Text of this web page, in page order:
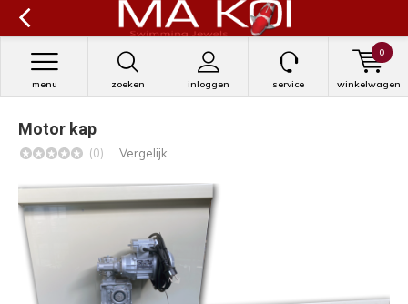
zoeken inloggen
menu service winkelwagen
0
Motor kap
(0) Vergelijk